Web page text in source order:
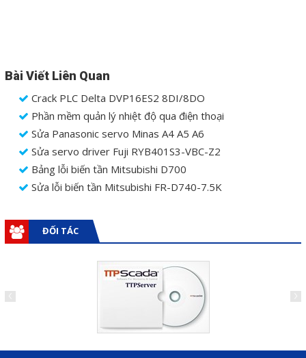
Bài Viết Liên Quan
Crack PLC Delta DVP16ES2 8DI/8DO
Phần mềm quản lý nhiệt độ qua điện thoại
Sửa Panasonic servo Minas A4 A5 A6
Sửa servo driver Fuji RYB401S3-VBC-Z2
Bảng lỗi biến tần Mitsubishi D700
Sửa lỗi biến tần Mitsubishi FR-D740-7.5K
ĐỐI TÁC
COPYRIGHT 2018. ALL RIGHTS RESERVED